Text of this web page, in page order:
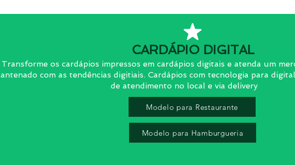
CARDÁPIO DIGITAL
Transforme os cardápios impressos em cardápios digitais e atenda um
antenado com as tendências digitiais. Cardápios com tecnologia para
de atendimento no local e via delivery
Modelo para Restaurante
Modelo para Hamburgueria